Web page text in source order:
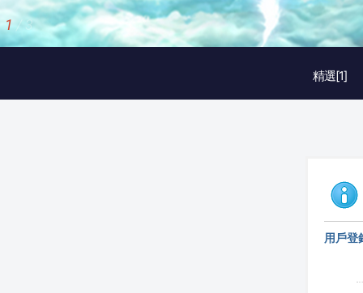
精選[1]
2 / 3
用戶登